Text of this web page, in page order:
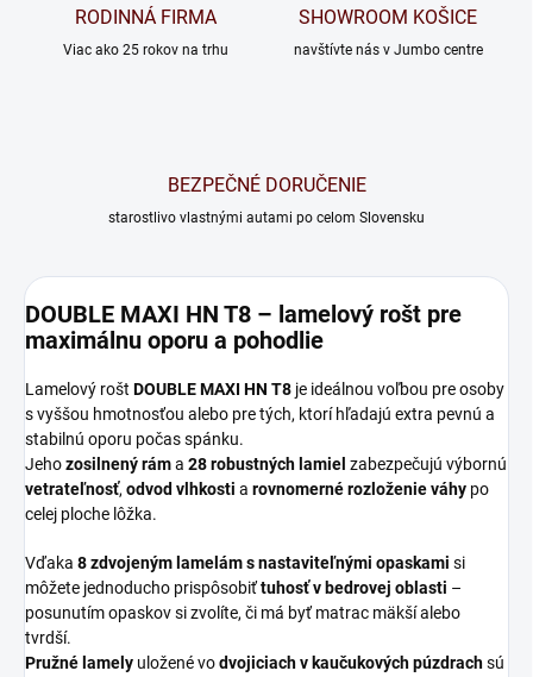
RODINNÁ FIRMA
Viac ako 25 rokov na trhu
SHOWROOM KOŠICE
navštívte nás v Jumbo centre
BEZPEČNÉ DORUČENIE
starostlivo vlastnými autami po celom Slovensku
DOUBLE MAXI HN T8 – lamelový rošt pre
maximálnu oporu a pohodlie
Lamelový rošt DOUBLE MAXI HN T8 je ideálnou voľbou pre osoby
s vyššou hmotnosťou alebo pre tých, ktorí hľadajú extra pevnú a
stabilnú oporu počas spánku.
Jehozosilnený ráma 28 robustných lamiel zabezpečujú výbornú
vetrateľnosť, odvod vlhkosti a rovnomerné rozloženie váhy po
celej ploche lôžka.
Vďaka 8 zdvojeným lamelám s nastaviteľnými opaskami si
môžete jednoducho prispôsobiťtuhosť v bedrovej oblasti –
posunutím opaskov si zvolíte, či má byť matrac mäkší alebo
tvrdší.
Pružné lamely uložené vodvojiciach v kaučukových púzdrachsú